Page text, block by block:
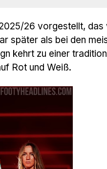
26 vorgestellt, das
später als bei den
kehrt zu einer
Rot und Weiß.